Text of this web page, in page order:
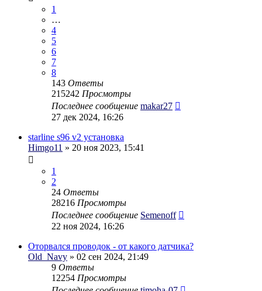
1
…
4
5
6
7
8
143 Ответы
215242 Просмотры
Последнее сообщение makar27
27 дек 2024, 16:26
starline s96 v2 установка
Himgo11 » 20 ноя 2023, 15:41
1
2
24 Ответы
28216 Просмотры
Последнее сообщение Semenoff
22 ноя 2024, 16:26
Оторвался проводок - от какого датчика?
Old_Navy » 02 сен 2024, 21:49
9 Ответы
12254 Просмотры